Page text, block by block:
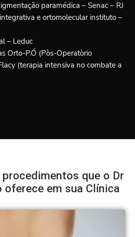
paramédica – Senac – RJ
e ortomolecular instituto –
– Leduc
Orto-P.Ó (Pòs-Operatòrio
(terapia intensiva no combate a
que o Dr
oferece em sua Clínica